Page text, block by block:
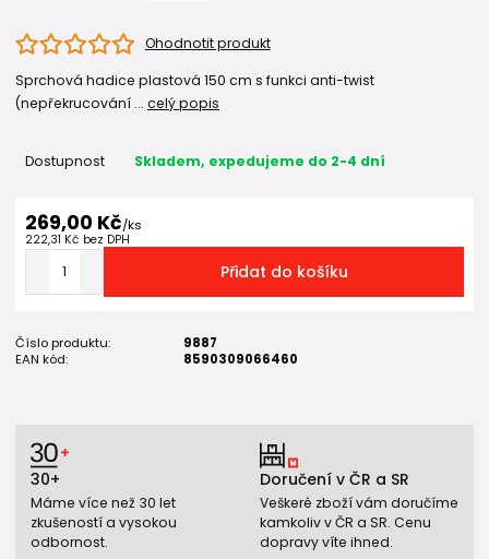
Ohodnotit produkt
Sprchová hadice plastová 150 cm s funkci anti-twist
(nepřekrucování ... celý popis
Dostupnost Skladem, expedujeme do 2-4 dní
269,00 Kč/ks
222,31 Kč bez DPH
Přidat do košíku
Číslo produktu:
9887
EAN kód:
8590309066460
30+
Máme více než 30 let
zkušeností a vysokou
odbornost.
Doručení v ČR a SR
Veškeré zboží vám doručíme
kamkoliv v ČR a SR. Cenu
dopravy víte ihned.